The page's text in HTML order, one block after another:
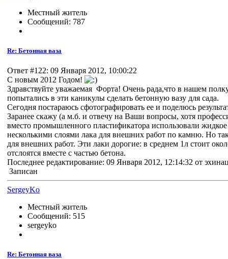
Местный житель
Сообщений: 787
Re: Бетонная ваза
Ответ #122: 09 Января 2012, 10:00:22
С новым 2012 Годом!
Здравствуйте уважаемая Форта! Очень рада,что в нашем
попытались в эти каникулы сделать бетонную вазу для сада.
Сегодня постараюсь сфотографировать ее и поделюсь
Заранее скажу (а м.б. и отвечу на Ваши вопросы, хотя
вместо промышленного пластификатора использовали
несколькими слоями лака для внешних работ по камню. Но
для внешних работ. Эти лаки дорогие: в среднем 1л стоит
отслоятся вместе с частью бетона.
Последнее редактирование: 09 Января 2012, 12:14:32 от
Записан
SergeyKo
Местный житель
Сообщений: 515
sergeyko
Re: Бетонная ваза